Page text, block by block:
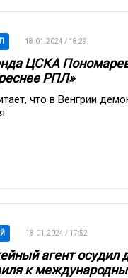
18.01.2024 / 18:29
ЦСКА
РПЛ»
что в Венгрии
18.01.2024 / 17:52
агент осудил
к